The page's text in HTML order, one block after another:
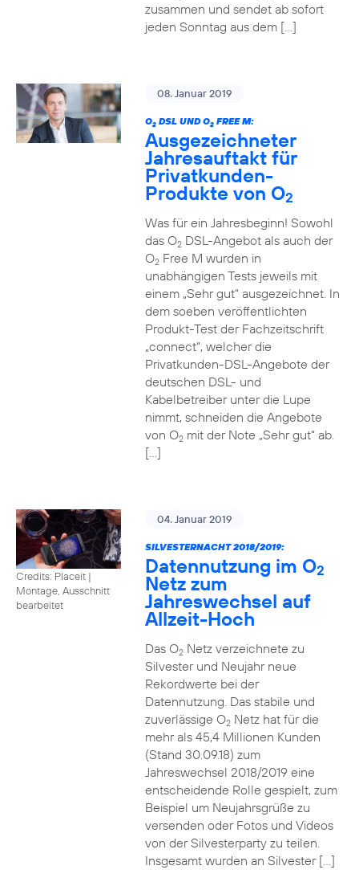
zusammen und sendet ab sofort
jeden Sonntag aus dem […]
08. Januar 2019
O2DSL UND O2FREE M:
Ausgezeichneter
Jahresauftakt für
Privatkunden-
Produkte von O2
Was für ein Jahresbeginn! Sowohl
das O2DSL-Angebot als auch der
O2Free M wurden in
unabhängigen Tests jeweils mit
einem „Sehr gut“ ausgezeichnet. In
dem soeben veröffentlichten
Produkt-Test der Fachzeitschrift
„connect“, welcher die
Privatkunden-DSL-Angebote der
deutschen DSL- und
Kabelbetreiber unter die Lupe
nimmt, schneiden die Angebote
von O2mit der Note „Sehr gut“ ab.
[…]
Credits: Placeit |
Montage, Ausschnitt
bearbeitet
04. Januar 2019
SILVESTERNACHT 2018/2019:
Datennutzung im O2
Netz zum
Jahreswechsel auf
Allzeit-Hoch
Das O2Netz verzeichnete zu
Silvester und Neujahr neue
Rekordwerte bei der
Datennutzung. Das stabile und
zuverlässige O2Netz hat für die
mehr als 45,4 Millionen Kunden
(Stand 30.09.18) zum
Jahreswechsel 2018/2019 eine
entscheidende Rolle gespielt, zum
Beispiel um Neujahrsgrüße zu
versenden oder Fotos und Videos
von der Silvesterparty zu teilen.
Insgesamt wurden an Silvester […]